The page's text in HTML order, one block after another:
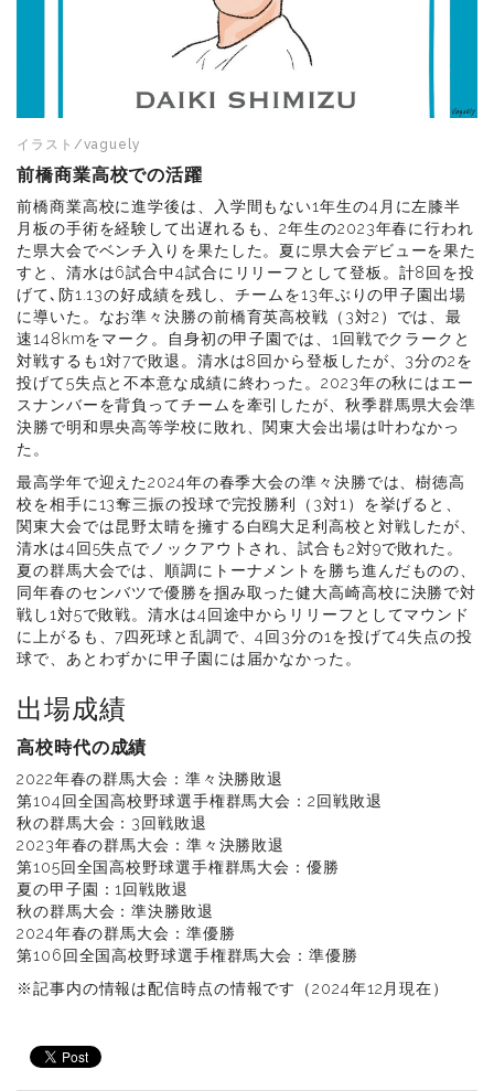
イラスト/vaguely
前橋商業高校での活躍
前橋商業高校に進学後は、入学間もない1年生の4月に左膝半
月板の手術を経験して出遅れるも、2年生の2023年春に行われ
た県大会でベンチ入りを果たした。夏に県大会デビューを果た
すと、清水は6試合中4試合にリリーフとして登板。計8回を投
げて､防1.13の好成績を残し、チームを13年ぶりの甲子園出場
に導いた。なお準々決勝の前橋育英高校戦（3対2）では、最
速148kmをマーク。自身初の甲子園では、1回戦でクラークと
対戦するも1対7で敗退。清水は8回から登板したが、3分の2を
投げて5失点と不本意な成績に終わった。2023年の秋にはエー
スナンバーを背負ってチームを牽引したが、秋季群馬県大会準
決勝で明和県央高等学校に敗れ、関東大会出場は叶わなかっ
た。
最高学年で迎えた2024年の春季大会の準々決勝では、樹徳高
校を相手に13奪三振の投球で完投勝利（3対1）を挙げると、
関東大会では昆野太晴を擁する白鴎大足利高校と対戦したが、
清水は4回5失点でノックアウトされ、試合も2対9で敗れた。
夏の群馬大会では、順調にトーナメントを勝ち進んだものの、
同年春のセンバツで優勝を掴み取った健大高崎高校に決勝で対
戦し1対5で敗戦。清水は4回途中からリリーフとしてマウンド
に上がるも、7四死球と乱調で、4回3分の1を投げて4失点の投
球で、あとわずかに甲子園には届かなかった。
出場成績
高校時代の成績
2022年春の群馬大会：準々決勝敗退
第104回全国高校野球選手権群馬大会：2回戦敗退
秋の群馬大会：3回戦敗退
2023年春の群馬大会：準々決勝敗退
第105回全国高校野球選手権群馬大会：優勝
夏の甲子園：1回戦敗退
秋の群馬大会：準決勝敗退
2024年春の群馬大会：準優勝
第106回全国高校野球選手権群馬大会：準優勝
※記事内の情報は配信時点の情報です（2024年12月現在）